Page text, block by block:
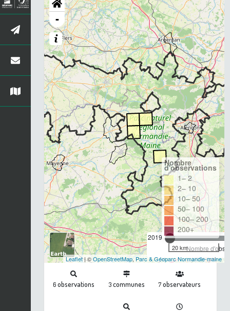
-
2019
Nombre
Nombre
d'observations
1– 2
2– 10
10– 50
50– 100
100– 200
200+
20 km
Leaflet| ©OpenStreetMap, Parc & Géoparc Normandie-maine
6observations 3communes 7observateurs